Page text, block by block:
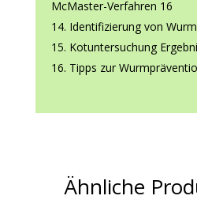
McMaster-Verfahren 16
Identifizierung von
Kotuntersuchung
Tipps zur
Ähnliche